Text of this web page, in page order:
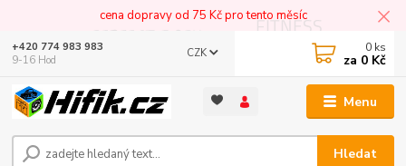
cena dopravy od 75 Kč pro tento měsíc
Menu
CZK
Hledat
+420 774 983 983
9-16 Hod
0 ks
za 0 Kč